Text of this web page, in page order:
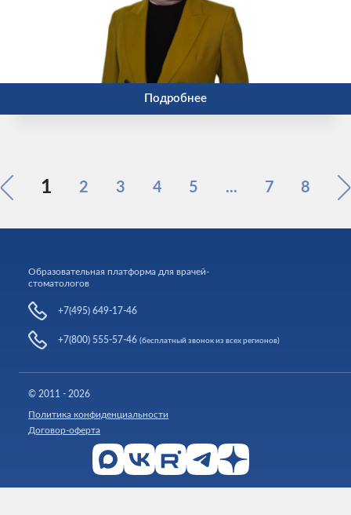
Подробнее
1 2 3 4 5 ... 7 8
Образовательная платформа для врачей-
стоматологов
+7(495) 649-17-46
+7(800) 555-57-46 (бесплатный звонок из всех регионов)
© 2011 - 2026
Политика конфиденциальности
Договор-оферта